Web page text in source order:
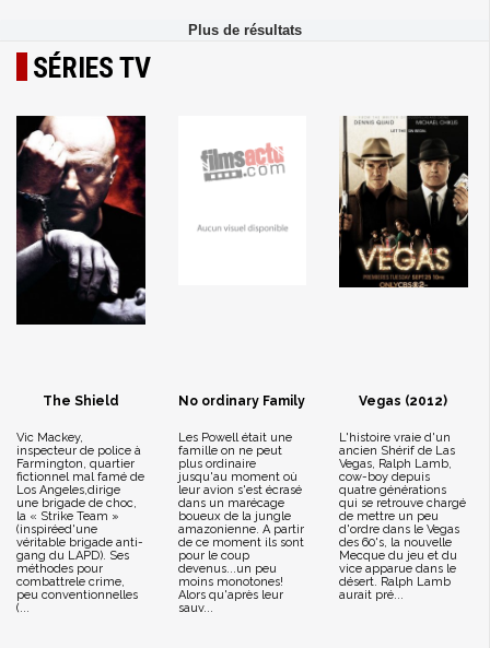
SÉRIES TV
The Shield
Vic Mackey,
inspecteur de police à
Farmington, quartier
fictionnel mal famé de
Los Angeles,dirige
une brigade de choc,
la « Strike Team »
(inspiréed'une
véritable brigade anti-
gang du LAPD). Ses
méthodes pour
combattrele crime,
peu conventionnelles
(...
No ordinary Family
Les Powell était une
famille on ne peut
plus ordinaire
jusqu'au moment où
leur avion s'est écrasé
dans un marécage
boueux de la jungle
amazonienne. A partir
de ce moment ils sont
pour le coup
devenus...un peu
moins monotones!
Alors qu'après leur
sauv...
Vegas (2012)
L'histoire vraie d'un
ancien Shérif de Las
Vegas, Ralph Lamb,
cow-boy depuis
quatre générations
qui se retrouve chargé
de mettre un peu
d'ordre dans le Vegas
des 60's, la nouvelle
Mecque du jeu et du
vice apparue dans le
désert. Ralph Lamb
aurait pré...